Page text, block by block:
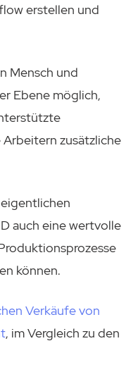
erstellen und
Mensch und
Ebene möglich,
zusätzliche
auch eine wertvolle
können.
Verkäufe von
, im Vergleich zu den